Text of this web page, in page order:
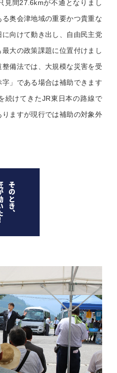
見間27.6kmが不通となりまし
奥会津地域の重要かつ貴重な
向けて動き出し、自由民主党
大の政策課題に位置付けまし
備法では、大規模な災害を受
」である場合は補助できます
続けてきたJR東日本の路線で
ますが現行では補助の対象外
そのとき、
た!